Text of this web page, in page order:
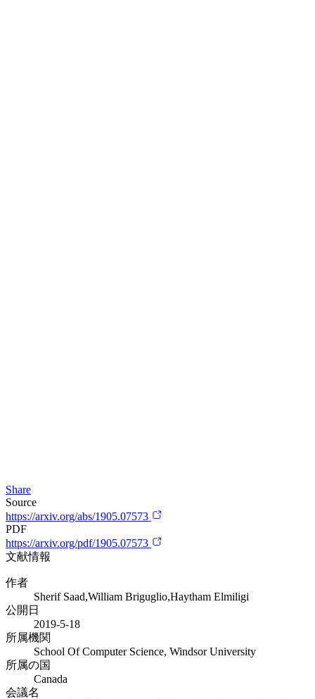
Share
Source
https://arxiv.org/abs/1905.07573
PDF
https://arxiv.org/pdf/1905.07573
文献情報
作者
Sherif Saad,William Briguglio,Haytham Elmiligi
公開日
2019-5-18
所属機関
School Of Computer Science, Windsor University
所属の国
Canada
会議名